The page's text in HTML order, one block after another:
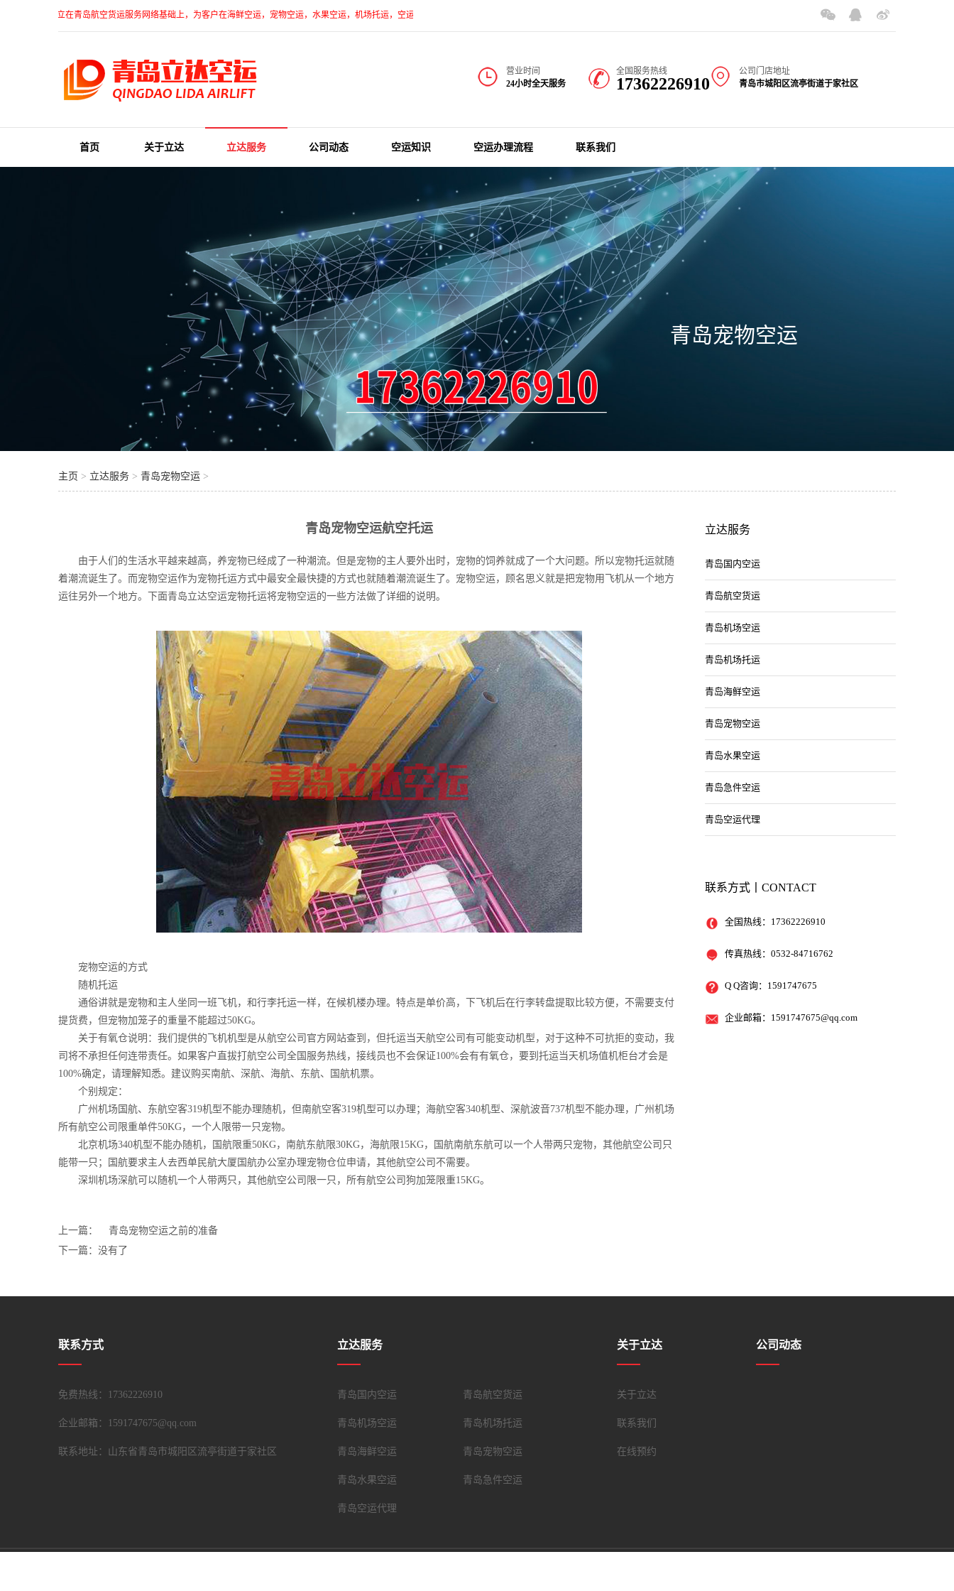
有限公司建立在青岛航空货运服务网络基础上，为客户在海鲜空运，宠物空运，水果空运，机场托运，空运代理，机场物流，国内空运，航空货运专线运输上提供更安全、快捷、方便的航空运输服务，而且价格合理，欢迎致电咨询，电话：137-9328-
营业时间
24小时全天服务
全国服务热线
17362226910
公司门店地址
青岛市城阳区流亭街道于家社区
首页 关于立达 立达服务 公司动态 空运知识 空运办理流程 联系我们
青岛宠物空运
主页 > 立达服务 > 青岛宠物空运 >
青岛宠物空运航空托运
由于人们的生活水平越来越高，养宠物已经成了一种潮流。但是宠物的主人要外出时，宠物的饲养就成了一个大问题。所以宠物托运就随
着潮流诞生了。而宠物空运作为宠物托运方式中最安全最快捷的方式也就随着潮流诞生了。宠物空运，顾名思义就是把宠物用飞机从一个地方
运往另外一个地方。下面青岛立达空运宠物托运将宠物空运的一些方法做了详细的说明。
宠物空运的方式
随机托运
通俗讲就是宠物和主人坐同一班飞机，和行李托运一样，在候机楼办理。特点是单价高，下飞机后在行李转盘提取比较方便，不需要支付
提货费，但宠物加笼子的重量不能超过50KG。
关于有氧仓说明：我们提供的飞机机型是从航空公司官方网站查到，但托运当天航空公司有可能变动机型，对于这种不可抗拒的变动，我
司将不承担任何连带责任。如果客户直拔打航空公司全国服务热线，接线员也不会保证100%会有有氧仓，要到托运当天机场值机柜台才会是
100%确定，请理解知悉。建议购买南航、深航、海航、东航、国航机票。
个别规定：
广州机场国航、东航空客319机型不能办理随机，但南航空客319机型可以办理；海航空客340机型、深航波音737机型不能办理，广州机场
所有航空公司限重单件50KG，一个人限带一只宠物。
北京机场340机型不能办随机，国航限重50KG，南航东航限30KG，海航限15KG，国航南航东航可以一个人带两只宠物，其他航空公司只
能带一只；国航要求主人去西单民航大厦国航办公室办理宠物仓位申请，其他航空公司不需要。
深圳机场深航可以随机一个人带两只，其他航空公司限一只，所有航空公司狗加笼限重15KG。
上一篇：
青岛宠物空运之前的准备
下一篇：没有了
立达服务
青岛国内空运
青岛航空货运
青岛机场空运
青岛机场托运
青岛海鲜空运
青岛宠物空运
青岛水果空运
青岛急件空运
青岛空运代理
联系方式丨CONTACT
全国热线：17362226910
传真热线：0532-84716762
Q Q咨询：1591747675
企业邮箱： 1591747675@qq.com
联系方式
免费热线：17362226910
企业邮箱：1591747675@qq.com
联系地址：山东省青岛市城阳区流亭街道于家社区
立达服务
青岛国内空运 青岛航空货运
青岛机场空运 青岛机场托运
青岛海鲜空运 青岛宠物空运
青岛水果空运 青岛急件空运
青岛空运代理
关于立达
关于立达
联系我们
在线预约
公司动态